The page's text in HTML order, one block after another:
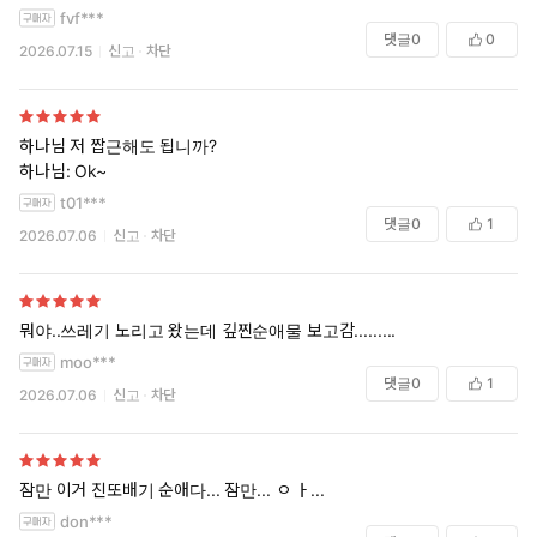
“서운하네.”
“뭐…?”
“개새끼.”
“후, 여동생 보지가 이렇게 쫀득할 줄 알았으면 진작 따먹을걸.”
유연의 유순한 눈꼬리에 가련한 눈물방울이 맺혔다. 태건의 눈에 음
험한 빛이 서렸다.
“읍….”
“더 울어봐.”
유연의 몸 안에서 커진 좆이 먹이를 삼키는 구렁이처럼 꿀렁거렸다.
자궁구를 뚫고 들어오듯 폭압적인 말뚝질에 눈동자가 말려 올라가
고 꼬부라진 혀가 경련이라도 온 듯 바들거렸다.
그녀가 마지막 정신을 부여잡고 애원하듯 외쳤다.
“아, 안 돼…. 싫어, 빼, 제발, 안에는 싸지, 흣, 마….”
fvf***
2026.07.15 신고 차단
댓글0 0
하나님 저 짭근해도 됩니까?
하나님: Ok~
t01***
2026.07.06 신고 차단
댓글0 1
뭐야..쓰레기 노리고 왔는데 깊찐순애물 보고감.........
moo***
2026.07.06 신고 차단
댓글0 1
잠만 이거 진또배기 순애다... 잠만... ㅇ ㅏ...
don***